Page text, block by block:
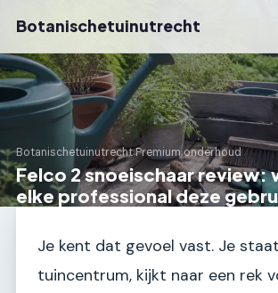
Botanischetuinutrecht
Botanischetuinutrecht›Premium onderhoud
Felco 2 snoeischaar review:
elke professional deze
Je kent dat gevoel vast. Je
tuincentrum, kijkt naar een rek